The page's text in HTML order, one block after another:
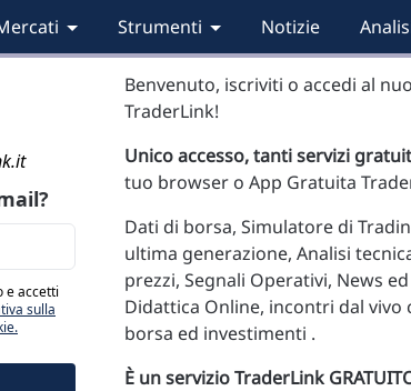
Strumenti Notizie
Benvenuto, iscriviti o accedi al
TraderLink!
Unico accesso, tanti servizi
tuo browser o App Gratuita
Dati di borsa, Simulatore di
ultima generazione, Analisi
prezzi, Segnali Operativi, News
Didattica Online, incontri dal
borsa ed investimenti .
È un servizio TraderLink